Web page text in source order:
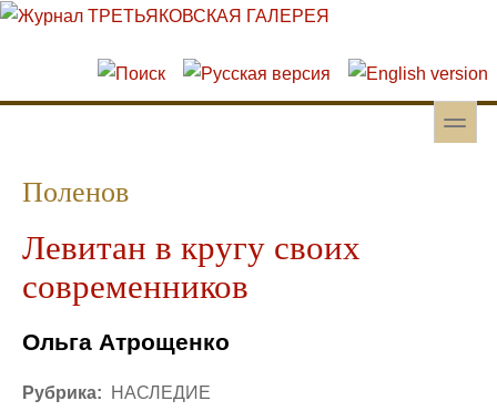
Перейти к основному содержанию
Skip to search
toggle
Поленов
Левитан в кругу своих
современников
Ольга Атрощенко
Рубрика:
НАСЛЕДИЕ